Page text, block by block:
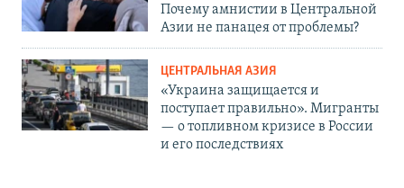
Почему амнистии в Центральной
Азии не панацея от проблемы?
ЦЕНТРАЛЬНАЯ АЗИЯ
«Украина защищается и
поступает правильно». Мигранты
— о топливном кризисе в России
и его последствиях